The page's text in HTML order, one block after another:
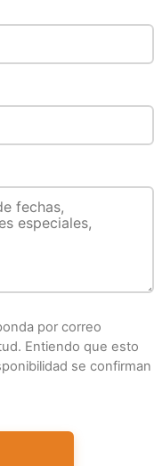
por correo
Entiendo que esto
se confirman